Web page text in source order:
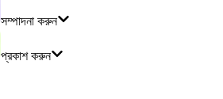
সম্পাদনা করুন
প্রকাশ করুন